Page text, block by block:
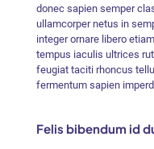
donec sapien semper
ullamcorper netus in
integer ornare libero
tempus iaculis ultrices
feugiat taciti rhoncus
fermentum sapien
Felis bibendum id